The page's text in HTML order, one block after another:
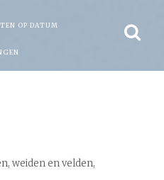
OP DATUM
weiden en velden,